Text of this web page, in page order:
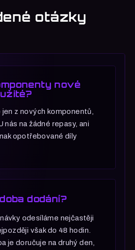
mezi ostrostí, náročností
zatímco 4K poskytuje
karty. Pokud hraješ
vybírej sestavy s
otázky
nové
z nových komponentů,
nás na žádné repasy, ani
opotřebované díly
dodání?
odesíláme nejčastěji
však do 48 hodin.
je doručuje na druhý den,